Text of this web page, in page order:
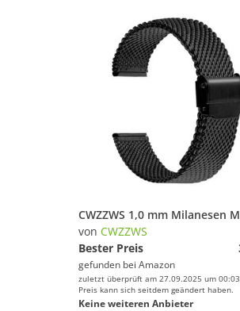
von CWZZWS
Bester Preis
gefunden bei Amazon
zuletzt überprüft am 27.09.2025 um
Preis kann sich seitdem geändert haben.
Keine weiteren Anbieter